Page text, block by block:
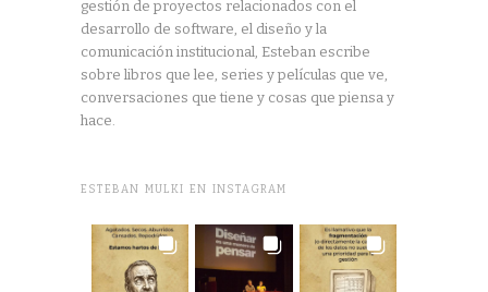
gestión de proyectos relacionados con el
desarrollo de software, el diseño y la
comunicación institucional, Esteban escribe
sobre libros que lee, series y películas que ve,
conversaciones que tiene y cosas que piensa y
hace.
ESTEBAN MULKI EN INSTAGRAM